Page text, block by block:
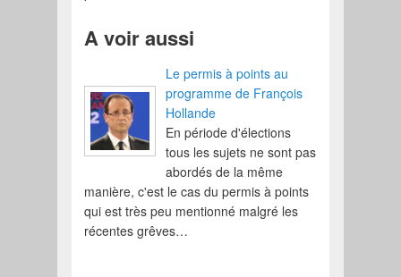
A voir aussi
Le permis à points au
programme de François
Hollande
En période d'élections
tous les sujets ne sont pas
abordés de la même
manière, c'est le cas du permis à points
qui est très peu mentionné malgré les
récentes grêves…